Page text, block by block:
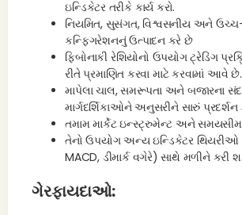
ઇન્ડિકેટર તરીકે કાર્ય કરો.
નિયમિત, સુસંગત, વિશ્વસનીય અને ઉચ્ચ-
કન્ફિગરેશનનું ઉત્પાદન કરે છે
ફિબોનાકી રેશિયોનો ઉપયોગ ટ્રેડિંગ
રીતે પ્રમાણિત કરવા માટે કરવામાં આવે છે.
માપેલા ચાલ, સમરૂપતા અને બજારના
માર્ગદર્શિકાઓને અનુસરીને સારું પ્રદર્શન
તમામ માર્કેટ ઇન્સ્ટ્રુમેન્ટ અને
તેનો ઉપયોગ અન્ય ઇન્ડિકેટર થિયરીઓ
MACD, ડીમાર્ક વગેરે) સાથે મળીને કરી
ગેરફાયદાઓ: